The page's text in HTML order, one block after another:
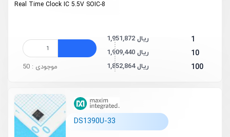
Real Time Clock IC 5.5V SOIC-8
1 1,951,872 ریال
10 1,909,440 ریال
100 1,852,864 ریال موجودی : 50
DS1390U-33